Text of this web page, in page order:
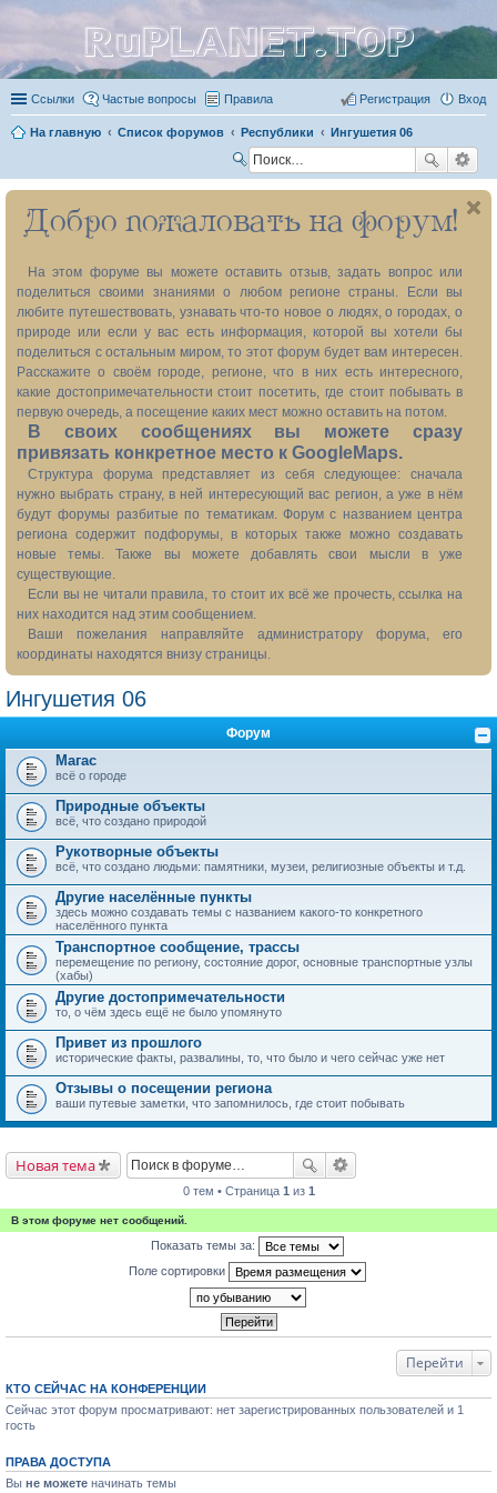
RuPLANET.TOP
Ссылки Частые вопросы Правила Вход
Регистрация
На главную Список форумов Республики Ингушетия 06
ск
Добро пожаловать на форум!
На этом форуме вы можете оставить отзыв, задать вопрос или
поделиться своими знаниями о любом регионе страны. Если вы
любите путешествовать, узнавать что-то новое о людях, о городах, о
природе или если у вас есть информация, которой вы хотели бы
поделиться с остальным миром, то этот форум будет вам интересен.
Расскажите о своём городе, регионе, что в них есть интересного,
какие достопримечательности стоит посетить, где стоит побывать в
первую очередь, а посещение каких мест можно оставить на потом.
В своих сообщениях вы можете сразу
привязать конкретное место к GoogleMaps.
Структура форума представляет из себя следующее: сначала
нужно выбрать страну, в ней интересующий вас регион, а уже в нём
будут форумы разбитые по тематикам. Форум с названием центра
региона содержит подфорумы, в которых также можно создавать
новые темы. Также вы можете добавлять свои мысли в уже
существующие.
Если вы не читали правила, то стоит их всё же прочесть, ссылка на
них находится над этим сообщением.
Ваши пожелания направляйте администратору форума, его
координаты находятся внизу страницы.
Ингушетия 06
Форум
Магас
всё о городе
Природные объекты
всё, что создано природой
Рукотворные объекты
всё, что создано людьми: памятники, музеи, религиозные объекты и т.д.
Другие населённые пункты
здесь можно создавать темы с названием какого-то конкретного
населённого пункта
Транспортное сообщение, трассы
перемещение по региону, состояние дорог, основные транспортные узлы
(хабы)
Другие достопримечательности
то, о чём здесь ещё не было упомянуто
Привет из прошлого
исторические факты, развалины, то, что было и чего сейчас уже нет
Отзывы о посещении региона
ваши путевые заметки, что запомнилось, где стоит побывать
Новая тема
0 тем • Страница 1 из 1
В этом форуме нет сообщений.
Показать темы за:
Поле сортировки
Перейти
КТО СЕЙЧАС НА КОНФЕРЕНЦИИ
Сейчас этот форум просматривают: нет зарегистрированных пользователей и 1
гость
ПРАВА ДОСТУПА
Вы не можете начинать темы